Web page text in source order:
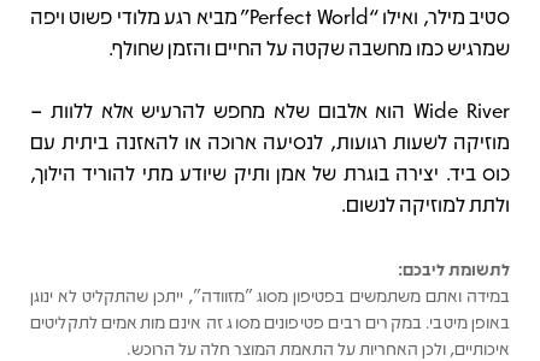
סטיב מילר, ואילו “Perfect World” מביא רגע מלודי פשוט ויפה
שמרגיש כמו מחשבה שקטה על החיים והזמן שחולף.
Wide River הוא אלבום שלא מחפש להרעיש אלא ללוות –
מוזיקה לשעות רגועות, לנסיעה ארוכה או להאזנה ביתית עם
כוס ביד. יצירה בוגרת של אמן ותיק שיודע מתי להוריד הילוך,
ולתת למוזיקה לנשום.
לתשומת ליבכם:
במידה ואתם משתמשים בפטיפון מסוג "מזוודה", ייתכן שהתקליט לא ינוגן
באופן מיטבי. במקרים רבים פטיפונים מסוג זה אינם מותאמים לתקליטים
איכותיים, ולכן האחריות על התאמת המוצר חלה על הרוכש.